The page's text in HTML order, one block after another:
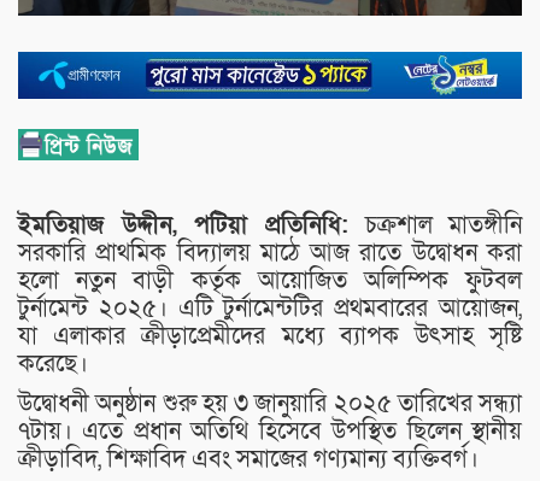
ইমতিয়াজ উদ্দীন, পটিয়া প্রতিনিধি:চক্রশাল মাতঙ্গীনি
সরকারি প্রাথমিক বিদ্যালয় মাঠে আজ রাতে উদ্বোধন করা
হলো নতুন বাড়ী কর্তৃক আয়োজিত অলিম্পিক ফুটবল
টুর্নামেন্ট ২০২৫। এটি টুর্নামেন্টটির প্রথমবারের আয়োজন,
যা এলাকার ক্রীড়াপ্রেমীদের মধ্যে ব্যাপক উৎসাহ সৃষ্টি
করেছে।
উদ্বোধনী অনুষ্ঠান শুরু হয় ৩ জানুয়ারি ২০২৫ তারিখের সন্ধ্যা
৭টায়। এতে প্রধান অতিথি হিসেবে উপস্থিত ছিলেন স্থানীয়
ক্রীড়াবিদ, শিক্ষাবিদ এবং সমাজের গণ্যমান্য ব্যক্তিবর্গ।